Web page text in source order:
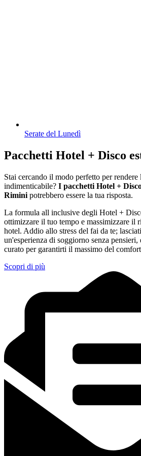
Serate del Lunedì
Pacchetti Hotel + Disco
Stai cercando il modo perfetto per rendere
indimenticabile? I pacchetti Hotel +
Rimini potrebbero essere la tua risposta.
La formula all inclusive degli Hotel +
ottimizzare il tuo tempo e massimizzare il
hotel. Addio allo stress del fai da te;
un'esperienza di soggiorno senza
curato per garantirti il massimo del
Scopri di più